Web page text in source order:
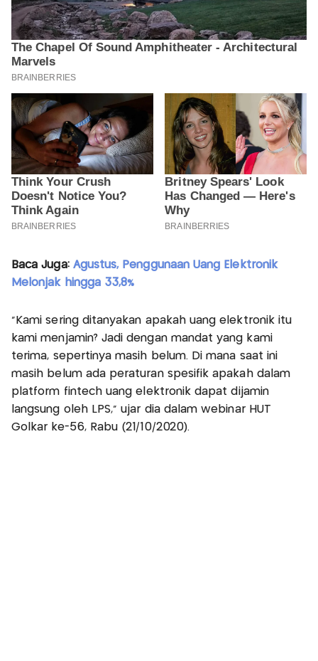
Baca Juga: Agustus, Penggunaan Uang Elektronik
Melonjak hingga 33,8%
"Kami sering ditanyakan apakah uang elektronik itu
kami menjamin? Jadi dengan mandat yang kami
terima, sepertinya masih belum. Di mana saat ini
masih belum ada peraturan spesifik apakah dalam
platform fintech uang elektronik dapat dijamin
langsung oleh LPS," ujar dia dalam webinar HUT
Golkar ke-56, Rabu (21/10/2020).